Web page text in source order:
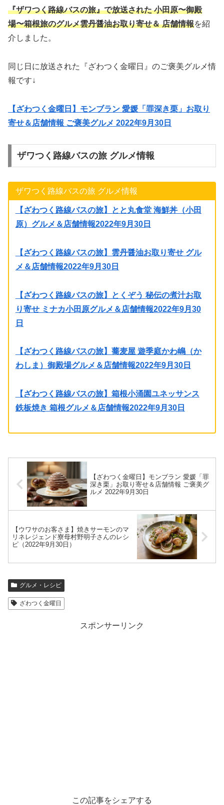
『ザワつく路線バスの旅』で放送された 小田原〜御殿
場〜箱根旅のグルメ雲丹醤油お取り寄せ＆ 店舗情報を紹
介しました。
同じ日に放送された『ざわつく金曜日』のご褒美グルメ情
報です↓
【ざわつく金曜日】モンブラン 愛媛「罪深き栗」お取り
寄せ＆店舗情報 ご褒美グルメ 2022年9月30日
ザワつく路線バスの旅 グルメ情報
ザワつく路線バスの旅 グルメ情報
【ざわつく路線バスの旅】とと丸食堂 海鮮丼（小田
原）グルメ＆店舗情報2022年9月30日
【ざわつく路線バスの旅】雲丹醤油お取り寄せ グル
メ＆店舗情報2022年9月30日
【ざわつく路線バスの旅】とくぞう 秘伝の煮汁お取
り寄せ ミナカ小田原グルメ＆店舗情報2022年9月30
日
【ざわつく路線バスの旅】蕎麦屋 遊季庭かわ嶋（か
わしま）御殿場グルメ＆店舗情報2022年9月30日
【ざわつく路線バスの旅】箱根小涌園ユネッサンス
鉄板焼き 箱根グルメ＆店舗情報2022年9月30日
【ざわつく金曜日】モンブラン 愛媛「罪
深き栗」お取り寄せ＆店舗情報 ご褒美グ
ルメ 2022年9月30日
【ウワサのお客さま】焼きサーモンのマ
リネレジェンド寮母村野明子さんのレシ
ピ（2022年9月30日）
グルメ・レシピ
ざわつく金曜日
スポンサーリンク
この記事をシェアする